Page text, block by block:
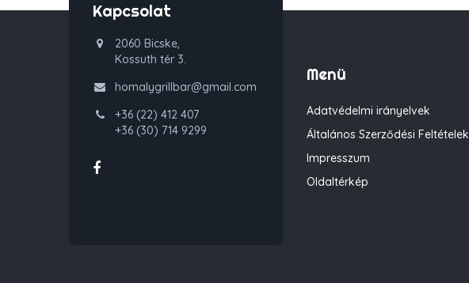
Kapcsolat
2060 Bicske,
Kossuth tér 3.
homalygrillbar@gmail.com
+36 (22) 412 407
+36 (30) 714 9299
Menü
Adatvédelmi irányelvek
Általános Szerződési Feltételek
Impresszum
Oldaltérkép